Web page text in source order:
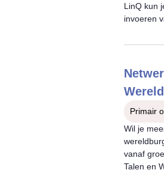
LinQ kun
invoeren
Primair
Wil je
vanaf
Talen en